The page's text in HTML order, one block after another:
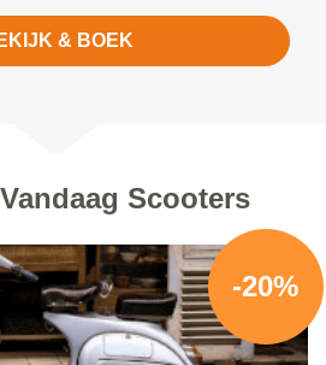
& BOEK
Scooters
-20%